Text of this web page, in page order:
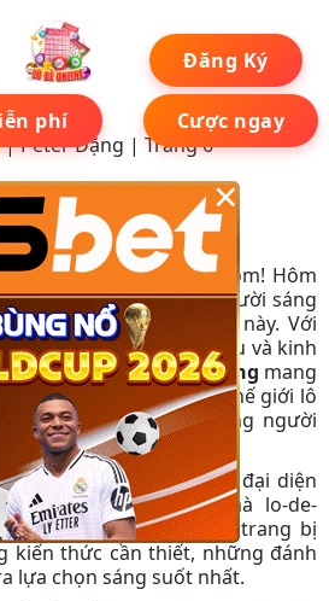
Cược ngay
Đăng Ký
phí
|Peter Đặng | Trang 6
đến với lo-de-online.com! Hôm
giới thiệuPeter Đặng, người sáng
não đằng sau website này. Với
chắc về khoa học dữ liệu và kinh
tại Las Vegas,Peter Đặng mang
sâu, khách quan về thế giới lô
dựng một cộng đồng người
nhiệm.
là một cái tên, mà còn đại diện
bạch và uy tín mà lo-de-
đuổi. Ông mong muốn trang bị
kiến thức cần thiết, những đánh
lựa chọn sáng suốt nhất.
×